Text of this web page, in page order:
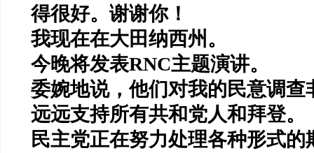
得很好。谢谢你！
我现在在大田纳西州。
今晚将发表RNC主题演讲。
委婉地说，他们对我的民意调查
远远支持所有共和党人和拜登。
民主党正在努力处理各种形式的